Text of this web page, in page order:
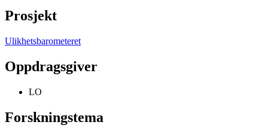
Prosjekt
Ulikhetsbarometeret
Oppdragsgiver
LO
Forskningstema